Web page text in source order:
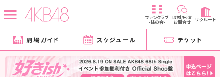
ファンクラブ
-柱の会-
取材/出演
お問合せ リクルート
劇場ガイド スケジュール チケット